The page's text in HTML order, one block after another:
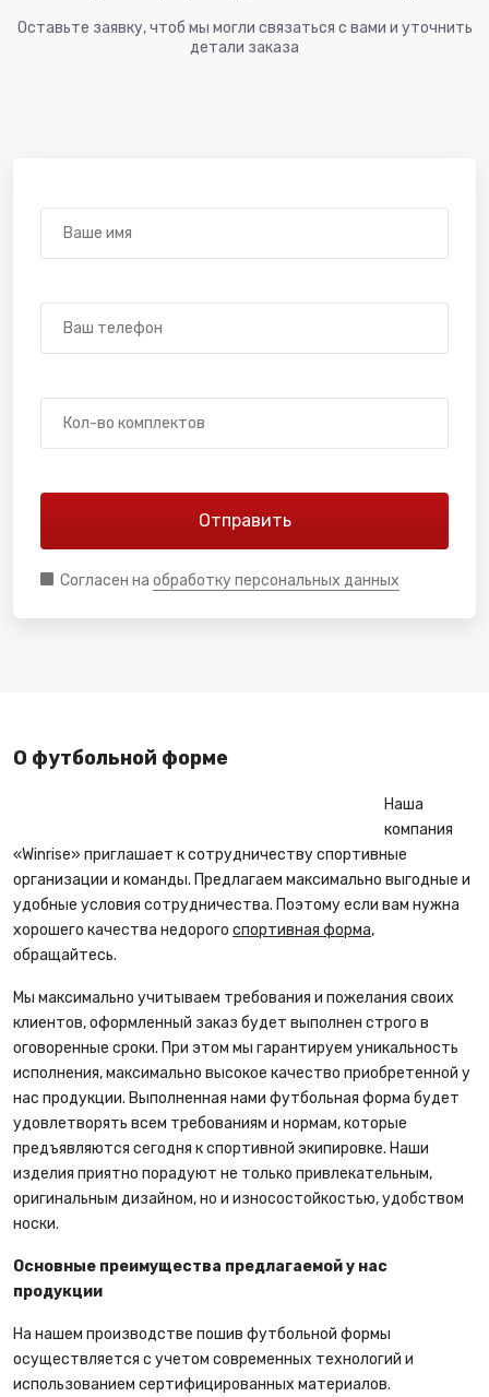
Оставьте заявку, чтоб мы могли связаться с вами и уточнить
детали заказа
Согласен на обработку персональных данных
О футбольной форме
Наша
компания
«Winrise» приглашает к сотрудничеству спортивные
организации и команды. Предлагаем максимально выгодные и
удобные условия сотрудничества. Поэтому если вам нужна
хорошего качества недорого спортивная форма,
обращайтесь.
Мы максимально учитываем требования и пожелания своих
клиентов, оформленный заказ будет выполнен строго в
оговоренные сроки. При этом мы гарантируем уникальность
исполнения, максимально высокое качество приобретенной у
нас продукции. Выполненная нами футбольная форма будет
удовлетворять всем требованиям и нормам, которые
предъявляются сегодня к спортивной экипировке. Наши
изделия приятно порадуют не только привлекательным,
оригинальным дизайном, но и износостойкостью, удобством
носки.
Основные преимущества предлагаемой у нас
продукции
На нашем производстве пошив футбольной формы
осуществляется с учетом современных технологий и
использованием сертифицированных материалов.